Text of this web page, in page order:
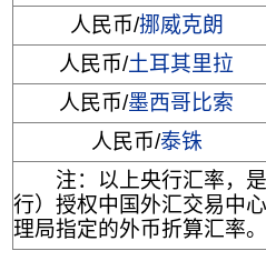
人民币/挪威克朗
人民币/土耳其里拉
人民币/墨西哥比索
人民币/泰铢
注：以上央行汇率，
行）授权中国外汇交易中
理局指定的外币折算汇率。